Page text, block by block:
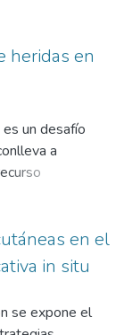
precoz,
de las
dirigidos a
prácticas
El
una
diabético y
la confianza
primer nivel
retrospectiva
por 57
que realizaban
heridas en
un desafío
a
o mala
óptima de
con
de
se aboque al
como se
en el
in situ
se expone el